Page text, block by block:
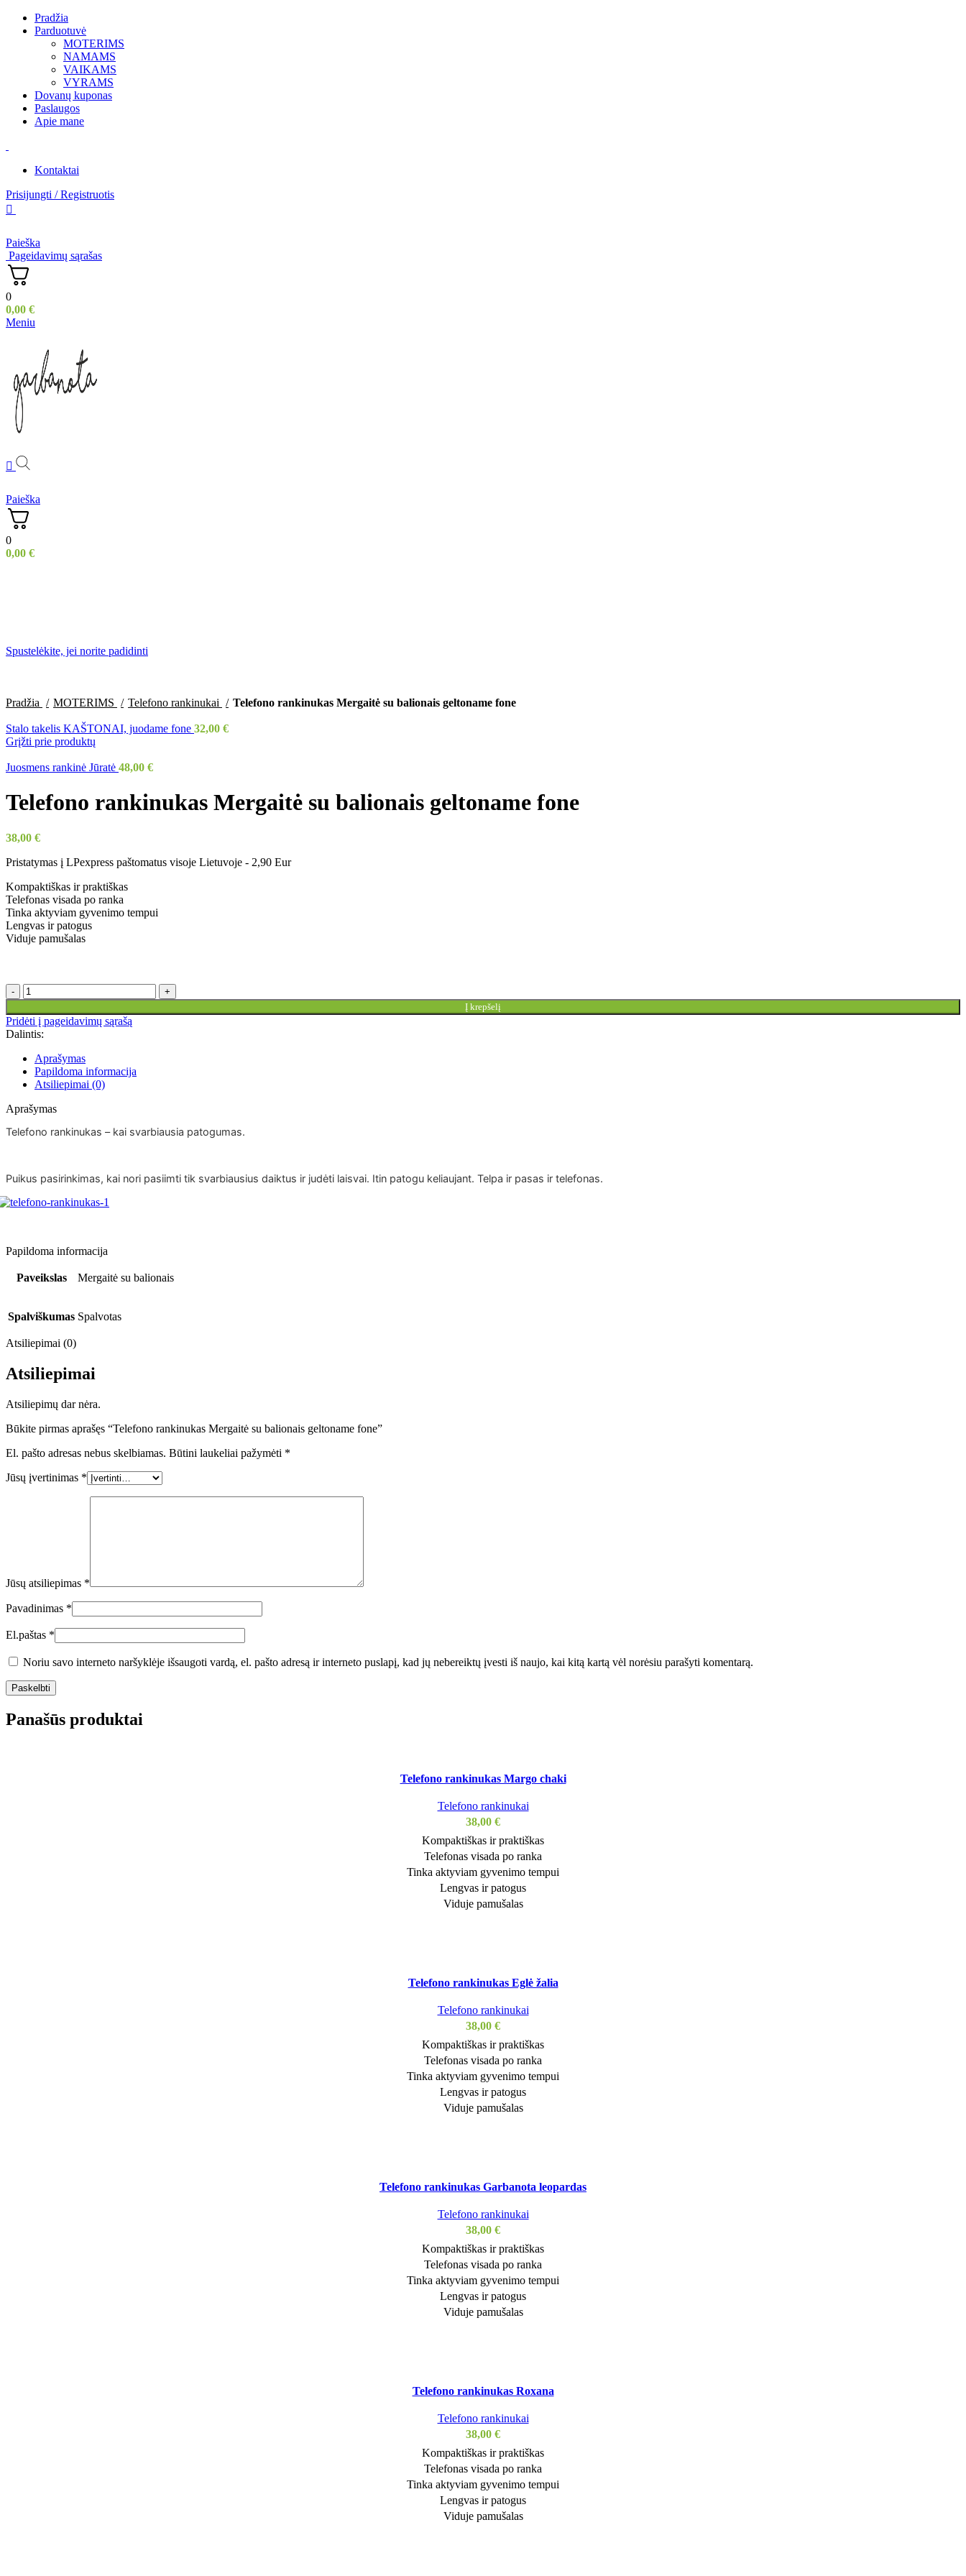
Pradžia
Parduotuvė
MOTERIMS
NAMAMS
VAIKAMS
VYRAMS
Dovanų kuponas
Paslaugos
Apie mane
Kontaktai
Prisijungti / Registruotis
Paieška
Pageidavimų sąrašas
0
0,00 €
Meniu
Paieška
0
0,00 €
Spustelėkite, jei norite padidinti
Pradžia MOTERIMS Telefono rankinukai Telefono rankinukas Mergaitė su balionais geltoname fone
Stalo takelis KAŠTONAI, juodame fone 32,00 €
Grįžti prie produktų
Juosmens rankinė Jūratė 48,00 €
Telefono rankinukas Mergaitė su balionais geltoname fone
38,00 €
Pristatymas į LPexpress paštomatus visoje Lietuvoje - 2,90 Eur
Kompaktiškas ir praktiškas
Telefonas visada po ranka
Tinka aktyviam gyvenimo tempui
Lengvas ir patogus
Viduje pamušalas
produkto
kiekis:
Telefono
rankinukas
Mergaitė
balionais
geltoname
fone
Į krepšelį
Pridėti į pageidavimų sąrašą
Dalintis:
Aprašymas
Papildoma informacija
Atsiliepimai (0)
Aprašymas
Telefono rankinukas – kai svarbiausia patogumas.
Puikus pasirinkimas, kai nori pasiimti tik svarbiausius daiktus ir judėti laisvai. Itin patogu keliaujant. Telpa ir pasas ir telefonas.
Papildoma informacija
Paveikslas Mergaitė su balionais
Spalviškumas Spalvotas
Atsiliepimai (0)
Atsiliepimai
Atsiliepimų dar nėra.
Būkite pirmas aprašęs “Telefono rankinukas Mergaitė su balionais geltoname fone”
El. pašto adresas nebus skelbiamas. Būtini laukeliai pažymėti *
Jūsų įvertinimas *
Jūsų atsiliepimas *
Pavadinimas *
El.paštas *
Noriu savo interneto naršyklėje išsaugoti vardą, el. pašto adresą ir interneto puslapį, kad jų nebereiktų įvesti iš naujo, kai kitą kartą vėl norėsiu parašyti komentarą.
Panašūs produktai
Telefono rankinukas Margo chaki
Telefono rankinukai
38,00 €
Kompaktiškas ir praktiškas
Telefonas visada po ranka
Tinka aktyviam gyvenimo tempui
Lengvas ir patogus
Viduje pamušalas
Telefono rankinukas Eglė žalia
Telefono rankinukai
38,00 €
Kompaktiškas ir praktiškas
Telefonas visada po ranka
Tinka aktyviam gyvenimo tempui
Lengvas ir patogus
Viduje pamušalas
Telefono rankinukas Garbanota leopardas
Telefono rankinukai
38,00 €
Kompaktiškas ir praktiškas
Telefonas visada po ranka
Tinka aktyviam gyvenimo tempui
Lengvas ir patogus
Viduje pamušalas
Telefono rankinukas Roxana
Telefono rankinukai
38,00 €
Kompaktiškas ir praktiškas
Telefonas visada po ranka
Tinka aktyviam gyvenimo tempui
Lengvas ir patogus
Viduje pamušalas